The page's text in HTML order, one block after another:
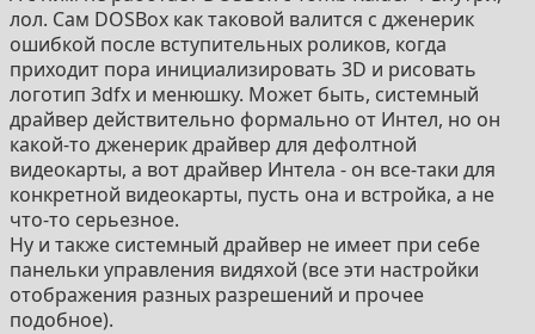
лол. Сам DOSBox как таковой валится с дженерик
ошибкой после вступительных роликов, когда
приходит пора инициализировать 3D и рисовать
логотип 3dfx и менюшку. Может быть, системный
драйвер действительно формально от Интел, но он
какой-то дженерик драйвер для дефолтной
видеокарты, а вот драйвер Интела - он все-таки для
конкретной видеокарты, пусть она и встройка, а не
что-то серьезное.
Ну и также системный драйвер не имеет при себе
панельки управления видяхой (все эти настройки
отображения разных разрешений и прочее
подобное).